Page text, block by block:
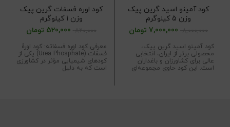
کود آمینو اسید گرین پیک
وزن 5 کیلوگرم
7,000,000 تومان
کود آمینو اسید گرین پیک،
محصولی برتر از ایران، انتخابی
عالی برای کشاورزان و باغداران
است. این کود حاوی مجموعه‌ای
کود اوره فسفات گرین پیک
وزن 1 کیلوگرم
520,000 تومان
معرفی کود اوره فسفاته: کود اورۀ
فسفات (Urea Phosphate) یکی از
کودهای شیمیایی مؤثر در کشاورزی
است که به دلیل